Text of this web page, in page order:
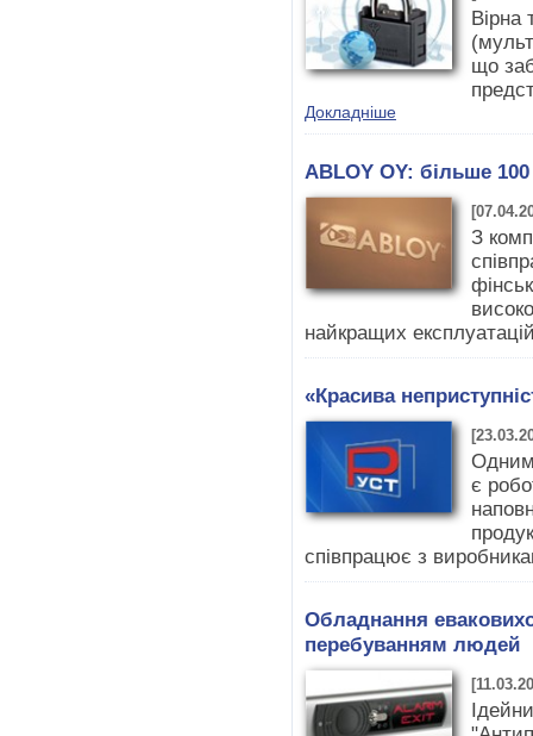
Вірна
що
Докладніше
ABLOY OY: більше 100
З
найкращих
«Красива
Одним
є
співпрацює з
Обладнання
перебуванням людей